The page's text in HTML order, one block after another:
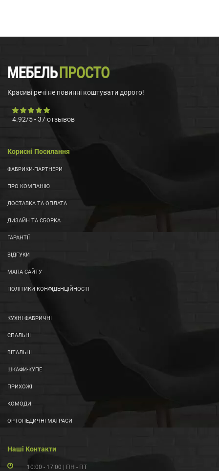
Красиві речі не повинні коштувати дорого!
4.92/5-37отзывов
Корисні Посилання
ФАБРИКИ-ПАРТНЕРИ
ПРО КОМПАНІЮ
ДОСТАВКА ТА ОПЛАТА
ДИЗАЙН ТА СБОРКА
ГАРАНТІЇ
ВІДГУКИ
МАПА САЙТУ
ПОЛІТИКИ КОНФІДЕНЦІЙНОСТІ
КУХНІ ФАБРИЧНІ
СПАЛЬНІ
ВІТАЛЬНІ
ШКАФИ-КУПЕ
ПРИХОЖІ
КОМОДИ
ОРТОПЕДИЧНІ МАТРАСИ
Наші Контакти
10:00 - 17:00 | ПН - ПТ